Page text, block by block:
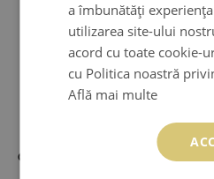
AUTOCOLANTE PENTRU
Preţ: 89.99 LEI
COLORAY
a îmbunătăți
utilizarea site-ului
acord cu toate cookie-
cu Politica noastră
Află mai multe